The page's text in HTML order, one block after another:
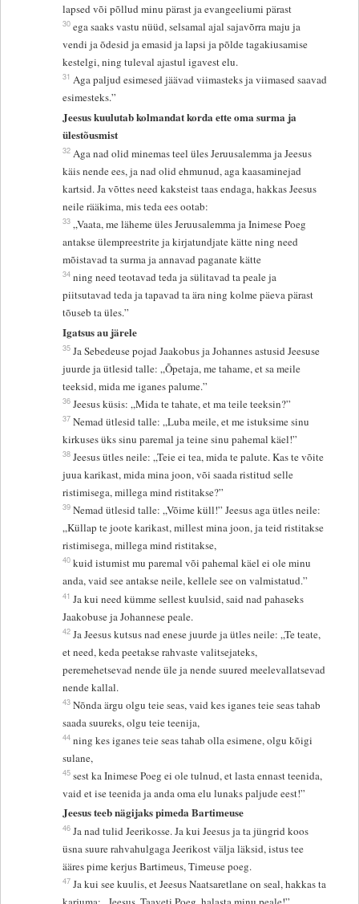
lapsed või põllud minu pärast ja evangeeliumi pärast
30 ega saaks vastu nüüd, selsamal ajal sajavõrra maju ja
vendi ja õdesid ja emasid ja lapsi ja põlde tagakiusamise
kestelgi, ning tuleval ajastul igavest elu.
31 Aga paljud esimesed jäävad viimasteks ja viimased saavad
esimesteks.”
Jeesus kuulutab kolmandat korda ette oma surma ja
ülestõusmist
32 Aga nad olid minemas teel üles Jeruusalemma ja Jeesus
käis nende ees, ja nad olid ehmunud, aga kaasaminejad
kartsid. Ja võttes need kaksteist taas endaga, hakkas Jeesus
neile rääkima, mis teda ees ootab:
33 „Vaata, me läheme üles Jeruusalemma ja Inimese Poeg
antakse ülempreestrite ja kirjatundjate kätte ning need
mõistavad ta surma ja annavad paganate kätte
34 ning need teotavad teda ja sülitavad ta peale ja
piitsutavad teda ja tapavad ta ära ning kolme päeva pärast
tõuseb ta üles.”
Igatsus au järele
35 Ja Sebedeuse pojad Jaakobus ja Johannes astusid Jeesuse
juurde ja ütlesid talle: „Õpetaja, me tahame, et sa meile
teeksid, mida me iganes palume.”
36 Jeesus küsis: „Mida te tahate, et ma teile teeksin?”
37 Nemad ütlesid talle: „Luba meile, et me istuksime sinu
kirkuses üks sinu paremal ja teine sinu pahemal käel!”
38 Jeesus ütles neile: „Teie ei tea, mida te palute. Kas te võite
juua karikast, mida mina joon, või saada ristitud selle
ristimisega, millega mind ristitakse?”
39 Nemad ütlesid talle: „Võime küll!” Jeesus aga ütles neile:
„Küllap te joote karikast, millest mina joon, ja teid ristitakse
ristimisega, millega mind ristitakse,
40 kuid istumist mu paremal või pahemal käel ei ole minu
anda, vaid see antakse neile, kellele see on valmistatud.”
41 Ja kui need kümme sellest kuulsid, said nad pahaseks
Jaakobuse ja Johannese peale.
42 Ja Jeesus kutsus nad enese juurde ja ütles neile: „Te teate,
et need, keda peetakse rahvaste valitsejateks,
peremehetsevad nende üle ja nende suured meelevallatsevad
nende kallal.
43 Nõnda ärgu olgu teie seas, vaid kes iganes teie seas tahab
saada suureks, olgu teie teenija,
44 ning kes iganes teie seas tahab olla esimene, olgu kõigi
sulane,
45 sest ka Inimese Poeg ei ole tulnud, et lasta ennast teenida,
vaid et ise teenida ja anda oma elu lunaks paljude eest!”
Jeesus teeb nägijaks pimeda Bartimeuse
46 Ja nad tulid Jeerikosse. Ja kui Jeesus ja ta jüngrid koos
üsna suure rahvahulgaga Jeerikost välja läksid, istus tee
ääres pime kerjus Bartimeus, Timeuse poeg.
47 Ja kui see kuulis, et Jeesus Naatsaretlane on seal, hakkas ta